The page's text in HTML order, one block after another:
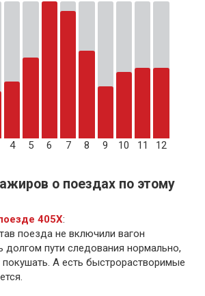
4 5 6 7 8 9 10 11 12
о поездах по этому
405Х:
поезда не включили вагон
долгом пути следования нормально,
покушать. А есть быстрорастворимые